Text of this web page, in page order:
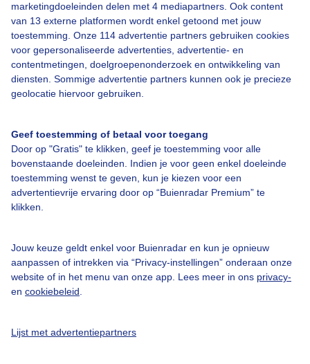
marketingdoeleinden delen met 4 mediapartners. Ook content
van 13 externe platformen wordt enkel getoond met jouw
toestemming. Onze 114 advertentie partners gebruiken cookies
voor gepersonaliseerde advertenties, advertentie- en
contentmetingen, doelgroepenonderzoek en ontwikkeling van
diensten. Sommige advertentie partners kunnen ook je precieze
geolocatie hiervoor gebruiken.
Geef toestemming of betaal voor toegang
Door op "Gratis" te klikken, geef je toestemming voor alle
bovenstaande doeleinden. Indien je voor geen enkel doeleinde
toestemming wenst te geven, kun je kiezen voor een
advertentievrije ervaring door op “Buienradar Premium” te
klikken.
Jouw keuze geldt enkel voor Buienradar en kun je opnieuw
aanpassen of intrekken via “Privacy-instellingen” onderaan onze
website of in het menu van onze app. Lees meer in ons privacy-
en cookiebeleid
Lijst met advertentiepartners
Een moment geduld aub...
Bedrijfsgegevens
Veelgestelde vragen
Contact
Gebruikersvoorwaarden
Adverteren